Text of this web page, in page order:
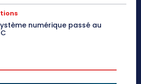
numérique passé au